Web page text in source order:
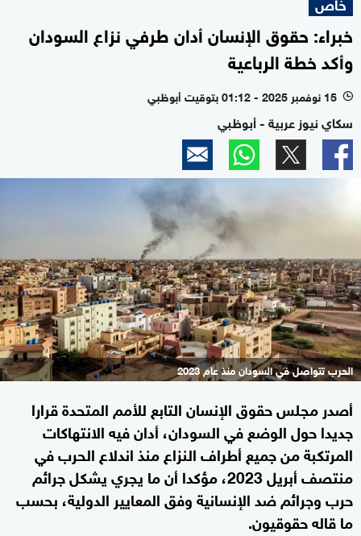
خبراء: حقوق الإنسان أدان طرفي نزاع السودان
وأكد خطة الرباعية
l 15 نوفمبر 2025 - 01:12 بتوقيت أبوظبي
سكاي نيوز عربية - أبوظبي
الحرب تتواصل في السودان منذ عام 2023
أصدر مجلس حقوق الإنسان التابع للأمم المتحدة قرارا
جديدا حول الوضع في السودان، أدان فيه الانتهاكات
المرتكبة من جميع أطراف النزاع منذ اندلاع الحرب في
منتصف أبريل 2023، مؤكدا أن ما يجري يشكل جرائم
حرب وجرائم ضد الإنسانية وفق المعايير الدولية، بحسب
ما قاله حقوقيون.